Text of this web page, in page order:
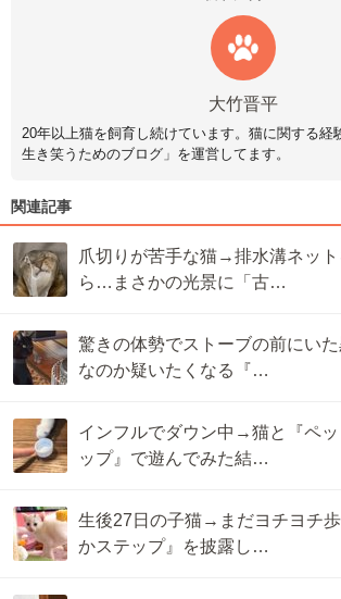
大竹晋平
20年以上猫を飼育し続けています。猫に関する経
生き笑うためのブログ」を運営してます。
関連記事
爪切りが苦手な猫→排水溝ネット
ら…まさかの光景に「古…
驚きの体勢でストーブの前にい
なのか疑いたくなる『…
インフルでダウン中→猫と『ペッ
ップ』で遊んでみた結…
生後27日の子猫→まだヨチヨチ
かステップ』を披露し…